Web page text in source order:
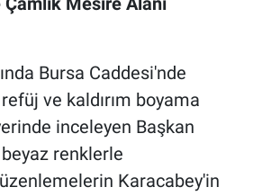
Bursa Caddesi'nde
ve kaldırım boyama
inceleyen Başkan
renklerle
Karacabey'in